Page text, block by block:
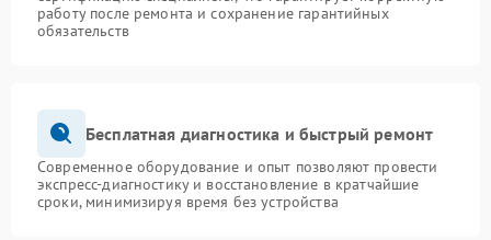
работу после ремонта и сохранение гарантийных
обязательств
Бесплатная диагностика и быстрый ремонт
Современное оборудование и опыт позволяют провести
экспресс-диагностику и восстановление в кратчайшие
сроки, минимизируя время без устройства